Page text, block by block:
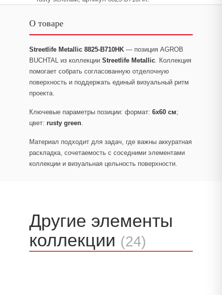
О товаре
Streetlife Metallic 8825-B710HK — позиция AGROB
BUCHTAL из коллекции Streetlife Metallic. Коллекция
помогает собрать согласованную отделочную
поверхность и поддержать единый визуальный ритм
проекта.
Ключевые параметры позиции: формат: 6x60 см;
цвет: rusty green.
Материал подходит для задач, где важны аккуратная
раскладка, сочетаемость с соседними элементами
коллекции и визуальная цельность поверхности.
Другие элементы
коллекции (24)